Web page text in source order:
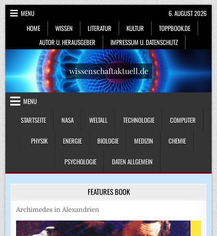
Skip
to
content
MENU
HOME
WISSEN LITERATUR KULTUR
TOPPBOOK.DE
AUTOR U. HERAUSGEBER
IMPRESSUM U. DATENSCHUTZ
6. AUGUST 2026
wissenschaftaktuell.de
MENU
STARTSEITE
NASA WELTALL TECHNOLOGIE COMPUTER
PHYSIK ENERGIE BIOLOGIE MEDIZIN CHEMIE
PSYCHOLOGIE DATEN ALLGEMEIN
FEATURES BOOK
Archimedes in Alexandrien